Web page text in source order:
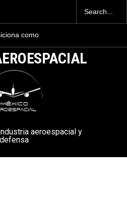
como
mundo, al
millones
la Armada de México
aeroespacial y
defensa